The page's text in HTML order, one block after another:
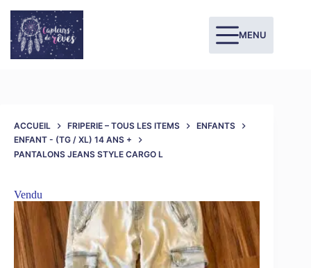
MENU
ACCUEIL FRIPERIE – TOUS LES ITEMS
ENFANTS
ENFANT - (TG / XL) 14 ANS +
PANTALONS JEANS STYLE CARGO L
Vendu